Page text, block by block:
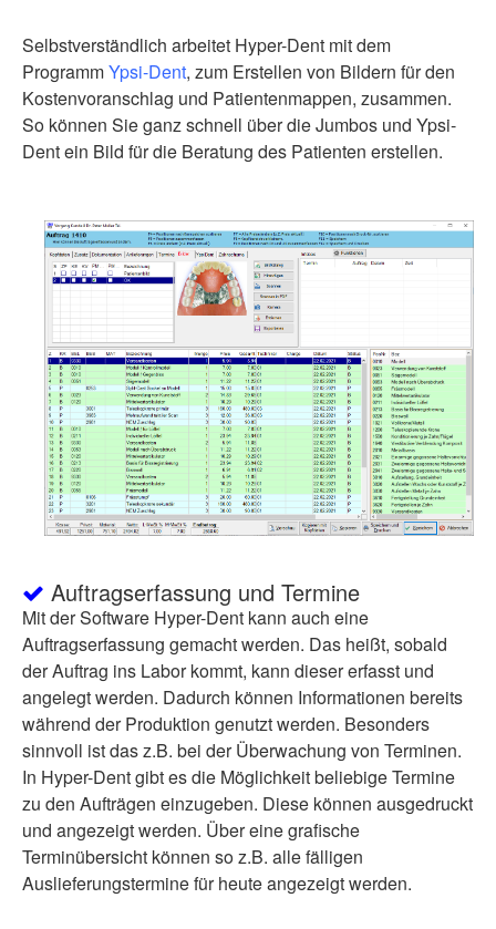
Selbstverständlich arbeitet Hyper-Dent mit dem
ProgrammYpsi-Dent, zum Erstellen von Bildern für den
Kostenvoranschlag und Patientenmappen, zusammen.
So können Sie ganz schnell über die Jumbos und Ypsi-
Dent ein Bild für die Beratung des Patienten erstellen.
Auftragserfassung und Termine
Mit der Software Hyper-Dent kann auch eine
Auftragserfassung gemacht werden. Das heißt, sobald
der Auftrag ins Labor kommt, kann dieser erfasst und
angelegt werden. Dadurch können Informationen bereits
während der Produktion genutzt werden. Besonders
sinnvoll ist das z.B. bei der Überwachung von Terminen.
In Hyper-Dent gibt es die Möglichkeit beliebige Termine
zu den Aufträgen einzugeben. Diese können ausgedruckt
und angezeigt werden. Über eine grafische
Terminübersicht können so z.B. alle fälligen
Auslieferungstermine für heute angezeigt werden.